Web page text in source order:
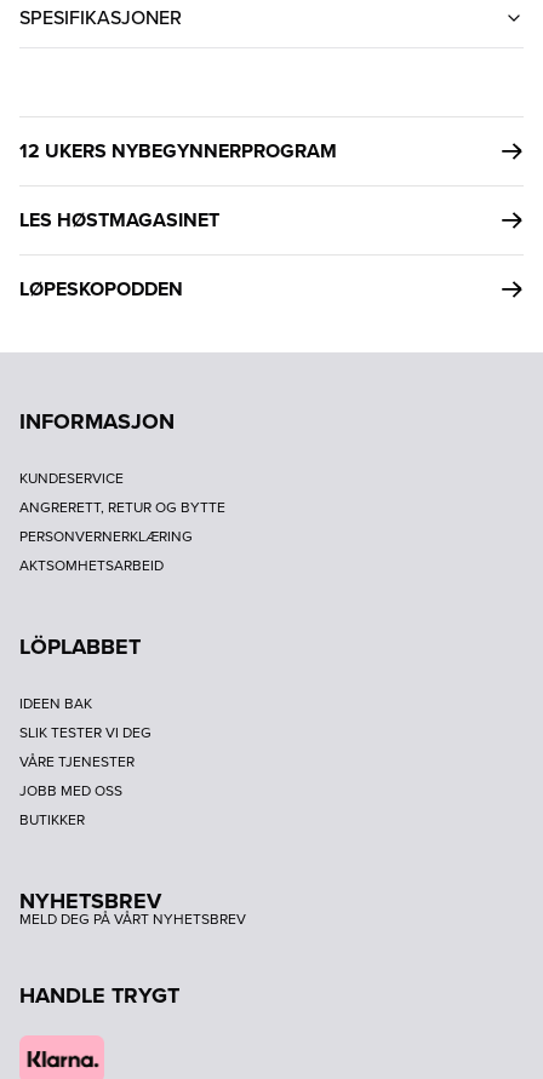
SPESIFIKASJONER
12 UKERS NYBEGYNNERPROGRAM
LES HØSTMAGASINET
LØPESKOPODDEN
INFORMASJON
KUNDESERVICE
ANGRERETT, RETUR OG BYTTE
PERSONVERNERKLÆRING
AKTSOMHETSARBEID
LÖPLABBET
IDEEN BAK
SLIK TESTER VI DEG
VÅRE TJENESTER
JOBB MED OSS
BUTIKKER
NYHETSBREV
MELD DEG PÅ VÅRT NYHETSBREV
HANDLE TRYGT